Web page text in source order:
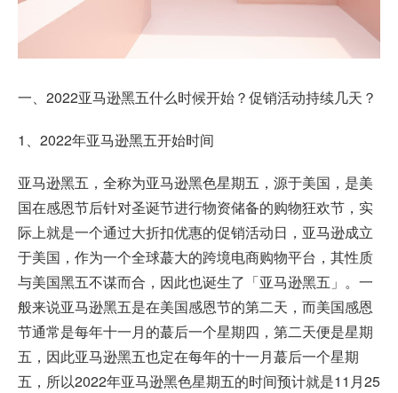
一、 2022亚马逊黑五什么时候开始？促销活动持续几天？
1、2022年亚马逊黑五开始时间
亚马逊黑五，全称为亚马逊黑色星期五，源于美国，是美
国在感恩节后针对圣诞节进行物资储备的购物狂欢节，实
际上就是一个通过大折扣优惠的促销活动日，亚马逊成立
于美国，作为一个全球蕞大的跨境电商购物平台，其性质
与美国黑五不谋而合，因此也诞生了「亚马逊黑五」。一
般来说亚马逊黑五是在美国感恩节的第二天，而美国感恩
节通常是每年十一月的蕞后一个星期四，第二天便是星期
五，因此亚马逊黑五也定在每年的十一月蕞后一个星期
五，所以2022年亚马逊黑色星期五的时间预计就是11月25